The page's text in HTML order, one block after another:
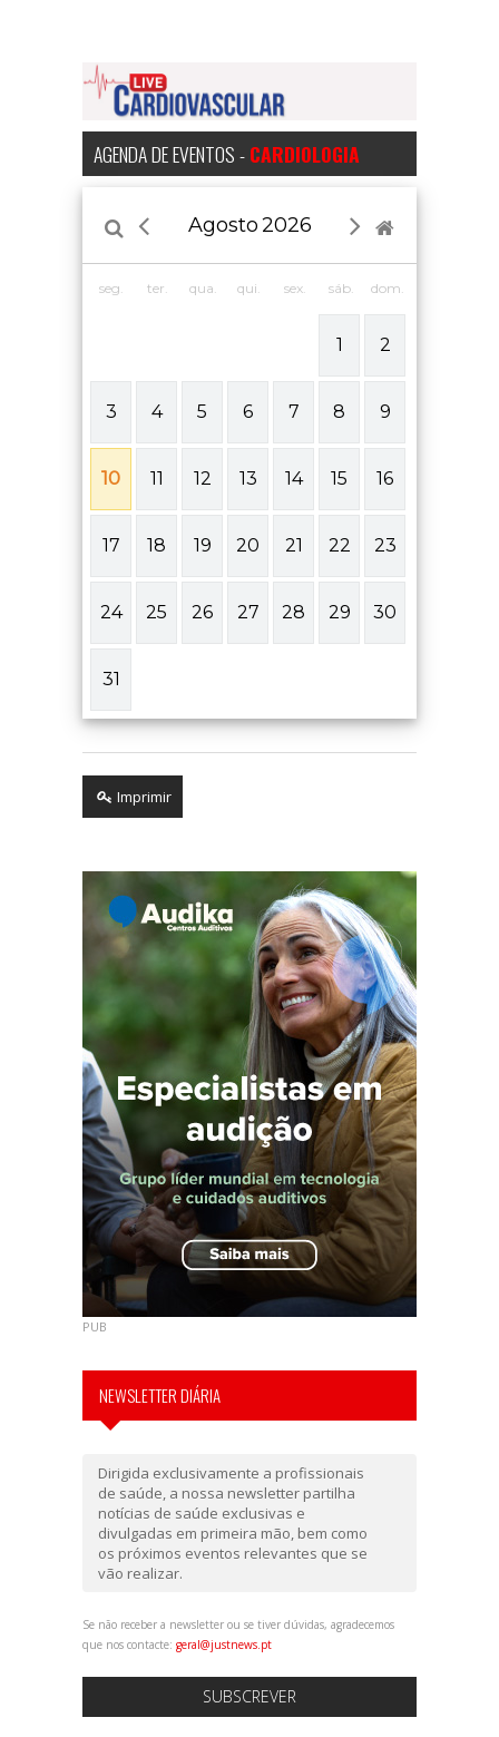
AGENDA DE EVENTOS -CARDIOLOGIA
Agosto2026
seg. ter. qua. qui. sex. sáb. dom.
1 2
3 4 5 6 7 8 9
10 11 12 13 14 15 16
17 18 19 20 21 22 23
24 25 26 27 28 29 30
31
Imprimir
PUB
NEWSLETTER DIÁRIA
Dirigida exclusivamente a profissionais
de saúde, a nossa newsletter partilha
notícias de saúde exclusivas e
divulgadas em primeira mão, bem como
os próximos eventos relevantes que se
vão realizar.
Se não receber a newsletter ou se tiver dúvidas, agradecemos
que nos contacte: geral@justnews.pt
SUBSCREVER